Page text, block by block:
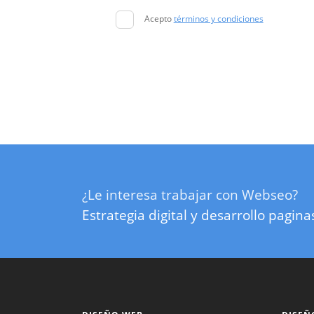
Aceptotérminos y condiciones
¿Le interesa trabajar con Webseo?
Estrategia digital y desarrollo